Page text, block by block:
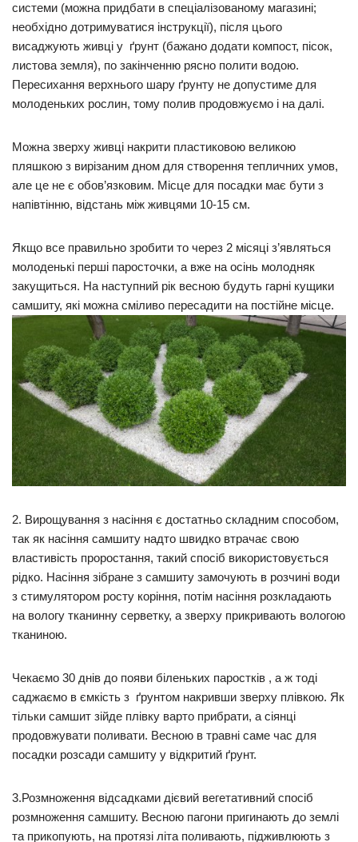
системи (можна придбати в спеціалізованому магазині;
необхідно дотримуватися інструкції), після цього
висаджують живці у ґрунт (бажано додати компост, пісок,
листова земля), по закінченню рясно полити водою.
Пересихання верхнього шару ґрунту не допустиме для
молоденьких рослин, тому полив продовжуємо і на далі.
Можна зверху живці накрити пластиковою великою
пляшкою з вирізаним дном для створення тепличних умов,
але це не є обов’язковим. Місце для посадки має бути з
напівтінню, відстань між живцями 10-15 см.
Якщо все правильно зробити то через 2 місяці з’являться
молоденькі перші паросточки, а вже на осінь молодняк
закущиться. На наступний рік весною будуть гарні кущики
самшиту, які можна сміливо пересадити на постійне місце.
2. Вирощування з насіння є достатньо складним способом,
так як насіння самшиту надто швидко втрачає свою
властивість проростання, такий спосіб використовується
рідко. Насіння зібране з самшиту замочують в розчині води
з стимулятором росту коріння, потім насіння розкладають
на вологу тканинну серветку, а зверху прикривають вологою
тканиною.
Чекаємо 30 днів до появи біленьких паростків , а ж тоді
саджаємо в ємкість з ґрунтом накривши зверху плівкою. Як
тільки самшит зійде плівку варто прибрати, а сіянці
продовжувати поливати. Весною в травні саме час для
посадки розсади самшиту у відкритий ґрунт.
3.Розмноження відсадками дієвий вегетативний спосіб
розмноження самшиту. Весною пагони пригинають до землі
та прикопують, на протязі літа поливають, підживлюють з